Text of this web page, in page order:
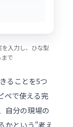
入力し、ひな型
で
ることを5つ
ペで使える完
自分の現場の
かという”考え